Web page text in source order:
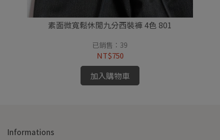
素面微寬鬆休閒九分西裝褲 4色 801
已銷售：39
NT$750
加入購物車
Informations